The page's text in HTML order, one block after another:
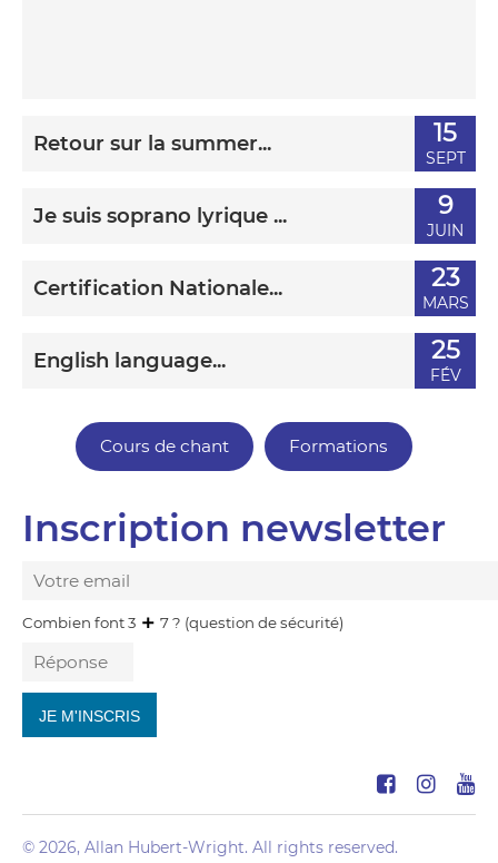
15
SEPT
Retour sur la summer...
9
JUIN
Je suis soprano lyrique ...
23
MARS
Certification Nationale...
25
FÉV
English language...
Cours de chant Formations
Inscription newsletter
Combien font 3 7 ? (question de sécurité)
© 2026, Allan Hubert-Wright. All rights reserved.